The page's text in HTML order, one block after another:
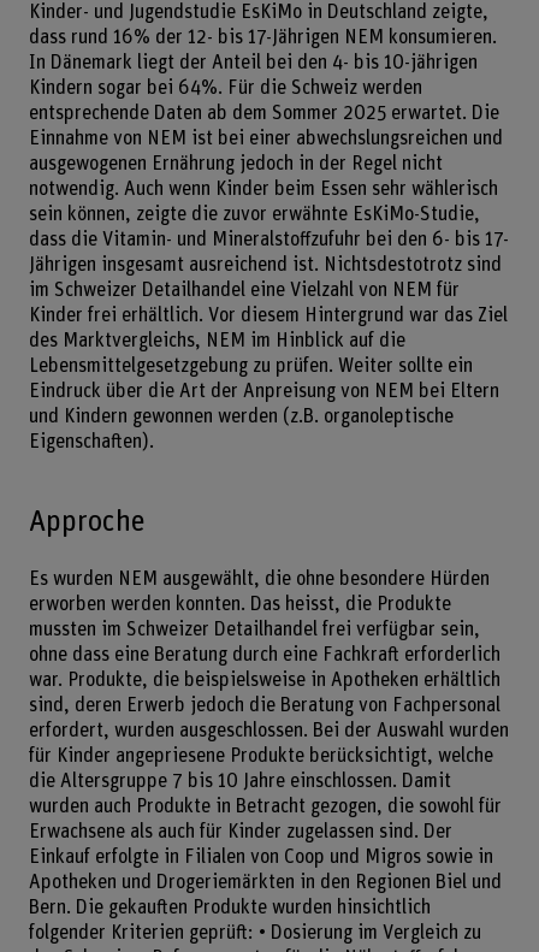
Kinder- und Jugendstudie EsKiMo in Deutschland zeigte,
dass rund 16% der 12- bis 17-Jährigen NEM konsumieren.
In Dänemark liegt der Anteil bei den 4- bis 10-jährigen
Kindern sogar bei 64%. Für die Schweiz werden
entsprechende Daten ab dem Sommer 2025 erwartet. Die
Einnahme von NEM ist bei einer abwechslungsreichen und
ausgewogenen Ernährung jedoch in der Regel nicht
notwendig. Auch wenn Kinder beim Essen sehr wählerisch
sein können, zeigte die zuvor erwähnte EsKiMo-Studie,
dass die Vitamin- und Mineralstoffzufuhr bei den 6- bis 17-
Jährigen insgesamt ausreichend ist. Nichtsdestotrotz sind
im Schweizer Detailhandel eine Vielzahl von NEM für
Kinder frei erhältlich. Vor diesem Hintergrund war das Ziel
des Marktvergleichs, NEM im Hinblick auf die
Lebensmittelgesetzgebung zu prüfen. Weiter sollte ein
Eindruck über die Art der Anpreisung von NEM bei Eltern
und Kindern gewonnen werden (z.B. organoleptische
Eigenschaften).
Approche
Es wurden NEM ausgewählt, die ohne besondere Hürden
erworben werden konnten. Das heisst, die Produkte
mussten im Schweizer Detailhandel frei verfügbar sein,
ohne dass eine Beratung durch eine Fachkraft erforderlich
war. Produkte, die beispielsweise in Apotheken erhältlich
sind, deren Erwerb jedoch die Beratung von Fachpersonal
erfordert, wurden ausgeschlossen. Bei der Auswahl wurden
für Kinder angepriesene Produkte berücksichtigt, welche
die Altersgruppe 7 bis 10 Jahre einschlossen. Damit
wurden auch Produkte in Betracht gezogen, die sowohl für
Erwachsene als auch für Kinder zugelassen sind. Der
Einkauf erfolgte in Filialen von Coop und Migros sowie in
Apotheken und Drogeriemärkten in den Regionen Biel und
Bern. Die gekauften Produkte wurden hinsichtlich
folgender Kriterien geprüft: • Dosierung im Vergleich zu